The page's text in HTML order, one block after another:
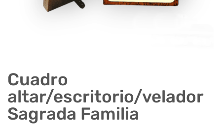
Cuadro
altar/escritorio/velador
Sagrada Familia